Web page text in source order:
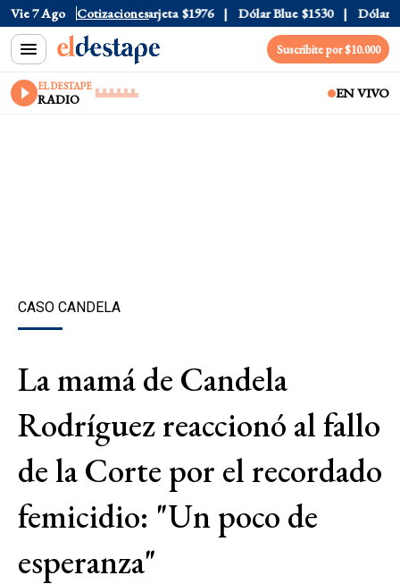
Vie 7 Ago Cotizaciones
$1520 Dólar Tarjeta $1976 Dólar Blue $1530 Dólar CCL
Suscribite por $10.000
EL DESTAPE
RADIO EN VIVO
CASO CANDELA
La mamá de Candela
Rodríguez reaccionó al fallo
de la Corte por el recordado
femicidio: "Un poco de
esperanza"